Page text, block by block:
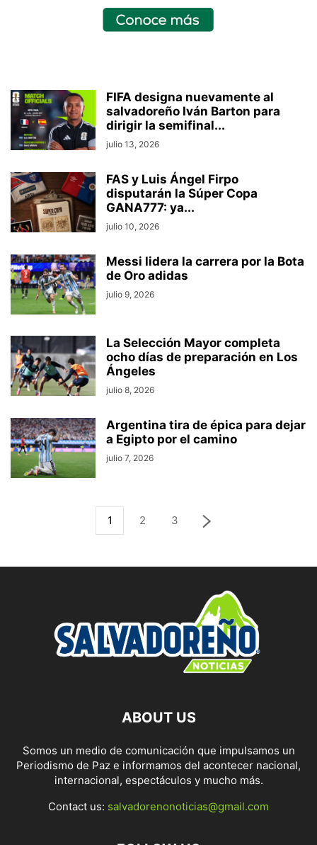
FIFA designa nuevamente al
salvadoreño Iván Barton para
dirigir la semifinal...
julio 13, 2026
FAS y Luis Ángel Firpo
disputarán la Súper Copa
GANA777: ya...
julio 10, 2026
Messi lidera la carrera por la Bota
de Oro adidas
julio 9, 2026
La Selección Mayor completa
ocho días de preparación en Los
Ángeles
julio 8, 2026
Argentina tira de épica para dejar
a Egipto por el camino
julio 7, 2026
1 2 3
ABOUT US
Somos un medio de comunicación que impulsamos un
Periodismo de Paz e informamos del acontecer nacional,
internacional, espectáculos y mucho más.
Contact us: salvadorenonoticias@gmail.com